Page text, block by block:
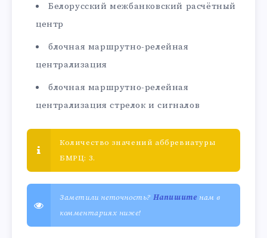
Белорусский межбанковский расчётный
центр
блочная маршрутно-релейная
централизация
блочная маршрутно-релейная
централизация стрелок и сигналов
Количество значений аббревиатуры
БМРЦ: 3.
Заметили неточность? Напишитенам в
комментариях ниже!